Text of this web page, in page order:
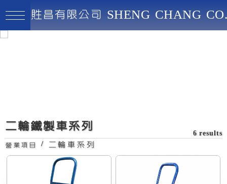
二輪鐵製車系列
6 results
營業項目 / 二輪車系列
貹昌有限公司 SHENG CHANG